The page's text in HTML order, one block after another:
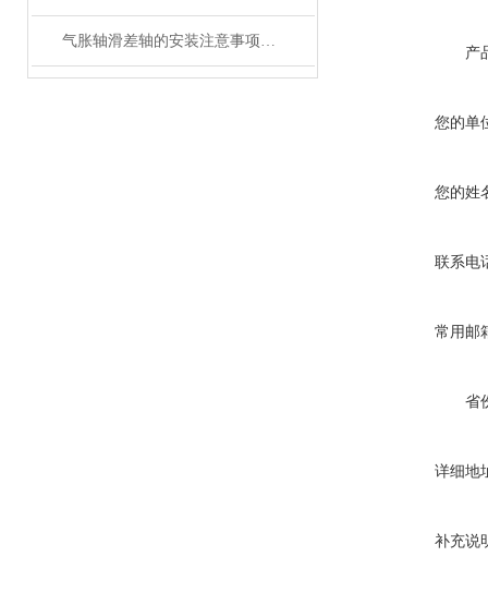
气胀轴滑差轴的安装注意事项分析
产
您的单
您的姓
联系电
常用邮
省
详细地
补充说